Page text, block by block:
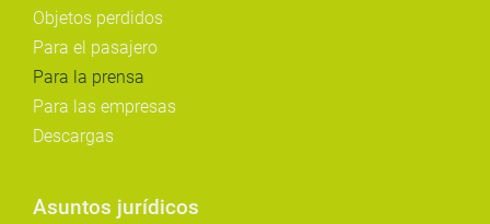
Objetos perdidos
Para el pasajero
Para la prensa
Para las empresas
Descargas
Asuntos jurídicos